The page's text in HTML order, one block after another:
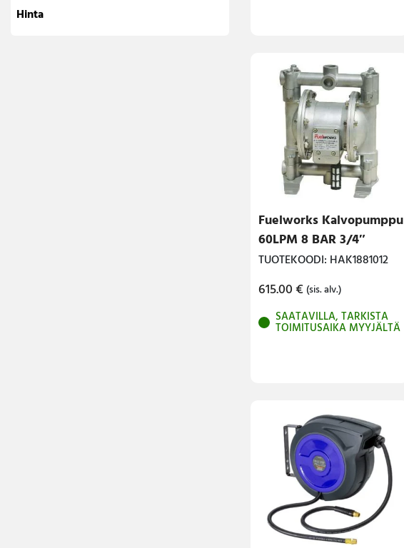
Hinta
Fuelworks Kalvopumppu
60LPM 8 BAR 3/4″
TUOTEKOODI: HAK1881012
615.00€ (sis. alv.)
SAATAVILLA, TARKISTA
TOIMITUSAIKA MYYJÄLTÄ